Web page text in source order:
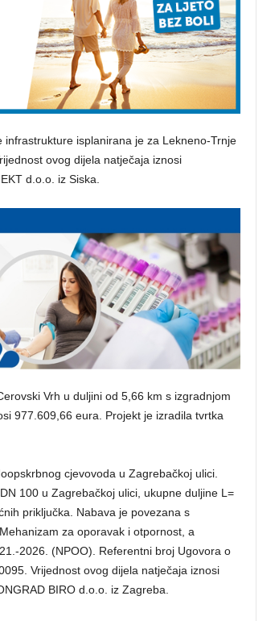
isplanirana je za Lekneno-Trnje
ovog dijela natječaja iznosi
d.o.o. iz Siska.
Vrh u duljini od 5,66 km s izgradnjom
977.609,66 eura. Projekt je izradila tvrtka
cjevovoda u Zagrebačkoj ulici.
100 u Zagrebačkoj ulici, ukupne duljine L=
priključka. Nabava je povezana s
za oporavak i otpornost, a
2026. (NPOO). Referentni broj Ugovora o
Vrijednost ovog dijela natječaja iznosi
BIRO d.o.o. iz Zagreba.